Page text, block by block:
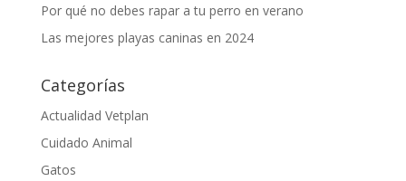
Por qué no debes rapar a tu perro en verano
Las mejores playas caninas en 2024
Categorías
Actualidad Vetplan
Cuidado Animal
Gatos